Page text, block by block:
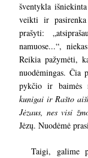
šventykla
veikti ir
prašyti:
namuose...“,
Reikia pažymėti,
nuodėmingas. Čia
pykčio ir baimės
kunigai ir Rašto
Jėzaus, nes visi
Jėzų. Nuodėmė
Taigi, galime